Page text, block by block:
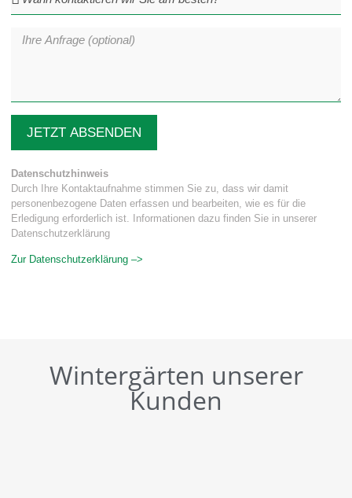
JETZT ABSENDEN
Datenschutzhinweis
Durch Ihre Kontaktaufnahme stimmen Sie zu, dass wir damit
personenbezogene Daten erfassen und bearbeiten, wie es für die
Erledigung erforderlich ist. Informationen dazu finden Sie in unserer
Datenschutzerklärung
Zur Datenschutzerklärung –>
Wintergärten unserer
Kunden